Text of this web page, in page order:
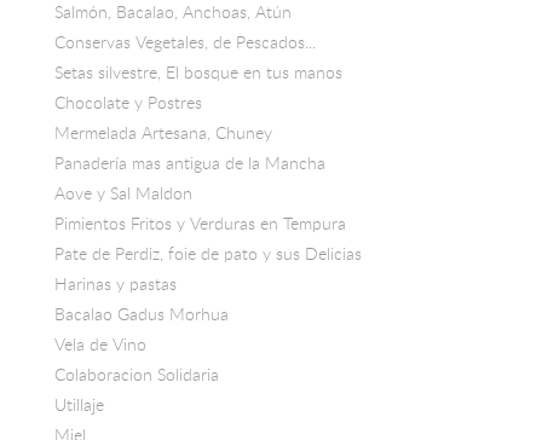
Salmón, Bacalao, Anchoas, Atún
Conservas Vegetales, de Pescados...
Setas silvestre, El bosque en tus manos
Chocolate y Postres
Mermelada Artesana, Chuney
Panadería mas antigua de la Mancha
Aove y Sal Maldon
Pimientos Fritos y Verduras en Tempura
Pate de Perdiz, foie de pato y sus Delicias
Harinas y pastas
Bacalao Gadus Morhua
Vela de Vino
Colaboracion Solidaria
Utillaje
Miel